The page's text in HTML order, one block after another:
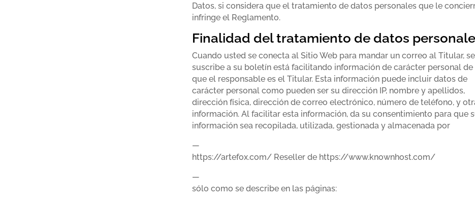
Datos, si considera que el tratamiento de datos personales que le
infringe el Reglamento.
Finalidad del tratamiento de datos
Cuando usted se conecta al Sitio Web para mandar un correo al Titular, se
suscribe a su boletín está facilitando información de carácter personal de
que el responsable es el Titular. Esta información puede incluir datos de
carácter personal como pueden ser su dirección IP, nombre y apellidos,
dirección física, dirección de correo electrónico, número de teléfono, y
información. Al facilitar esta información, da su consentimiento para que
información sea recopilada, utilizada, gestionada y almacenada por
—
https://artefox.com/ Reseller de https://www.knownhost.com/
—
sólo como se describe en las páginas: